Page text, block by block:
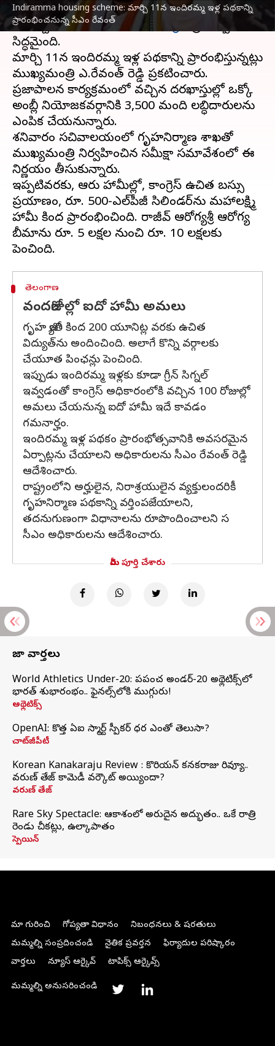
Indiramma housing scheme: మార్చి 11న ఇందిరమ్మ ఇళ్ల పథకాన్ని
ప్రారంభించనున్న సీఎం రేవంత్
అసెంబ్లీ ఎన్నికలకు ముందు ఇచ్చిన మరో హామీని
నెరవేర్చేందుకుతెలంగాణలోనికాంగ్రెస్ప్రభుత్వం
సిద్ధమైంది.
మార్చి 11న ఇందిరమ్మ ఇళ్ల పథకాన్ని ప్రారంభిస్తున్నట్లు
ముఖ్యమంత్రి ఎ.రేవంత్ రెడ్డి ప్రకటించారు.
ప్రజాపాలన కార్యక్రమంలో వచ్చిన దరఖాస్తుల్లో ఒక్కో
అసెంబ్లీ నియోజకవర్గానికి 3,500 మంది లబ్ధిదారులను
ఎంపిక చేయనున్నారు.
శనివారం సచివాలయంలో గృహనిర్మాణ శాఖతో
ముఖ్యమంత్రి నిర్వహించిన సమీక్షా సమావేశంలో ఈ
నిర్ణయం తీసుకున్నారు.
ఇప్పటివరకు, ఆరు హామీల్లో, కాంగ్రెస్ ఉచిత బస్సు
ప్రయాణం, రూ. 500-ఎల్‌పీజీ సిలిండర్‌ను మహాలక్ష్మి
హామీ కింద ప్రారంభించింది. రాజీవ్ ఆరోగ్యశ్రీ ఆరోగ్య
బీమాను రూ. 5 లక్షల నుంచి రూ. 10 లక్షలకు
తెలంగాణ
వందరోజుల్లో ఐదో హామీ అమలు
గృహ జ్యోతి కింద 200 యూనిట్ల వరకు ఉచిత
విద్యుత్‌ను అందించింది. అలాగే కొన్ని వర్గాలకు
చేయూత పింఛన్లు పెంచింది.
ఇప్పుడు ఇందిరమ్మ ఇళ్లకు కూడా గ్రీన్ సిగ్నల్
ఇవ్వడంతో కాంగ్రెస్ అధికారంలోకి వచ్చిన 100 రోజుల్లో
అమలు చేయనున్న ఐదో హామీ ఇదే కావడం
గమనార్హం.
ఇందిరమ్మ ఇళ్ల పథకం ప్రారంభోత్సవానికి అవసరమైన
ఏర్పాట్లను చేయాలని అధికారులను సీఎం రేవంత్ రెడ్డి
ఆదేశించారు.
రాష్ట్రంలోని అర్హులైన, నిరాశ్రయులైన వ్యక్తులందరికీ
గృహనిర్మాణ పథకాన్ని వర్తింపజేయాలని,
తదనుగుణంగా విధానాలను రూపొందించాలని స
సీఎం అధికారులను ఆదేశించారు.
మీరు పూర్తి చేశారు
తాజా వార్తలు
World Athletics Under-20: ప్రపంచ అండర్-20 అథ్లెటిక్స్‌లో
భారత్‌ శుభారంభం.. ఫైనల్స్‌లోకి ముగ్గురు!
అథ్లెటిక్స్
OpenAI: కొత్త ఏఐ స్మార్ట్ స్పీకర్ ధర ఎంతో తెలుసా?
చాట్‌జీపీటీ
Korean Kanakaraju Review : కొరియన్ కనకరాజు రివ్యూ..
వరుణ్ తేజ్ కామెడీ వర్కౌట్ అయ్యిందా?
వరుణ్ తేజ్
Rare Sky Spectacle: ఆకాశంలో అరుదైన అద్భుతం.. ఒకే రాత్రి
రెండు చీకట్లు, ఉల్కాపాతం
స్పెయిన్
మా గురించి గోప్యతా విధానం
నిబంధనలు & షరతులు
మమ్మల్ని సంప్రదించండి
నైతిక ప్రవర్తన
ఫిర్యాదుల పరిష్కారం
వార్తలు
న్యూస్ ఆర్కైవ్ టాపిక్స్ ఆర్కైవ్స్
మమ్మల్ని అనుసరించండి